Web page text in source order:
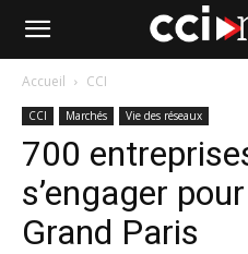
Accueil CCI
CCI Marchés Vie des réseaux
700
s’engager
Grand Paris